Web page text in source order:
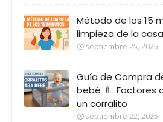
Método de los 15
limpieza de la casa
septiembre 25, 2025
Guía de Compra
bebé 🍼: Factores
un corralito
septiembre 22, 2025